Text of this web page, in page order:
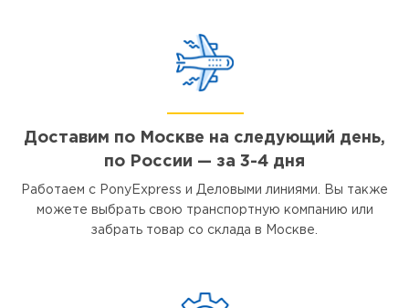
Доставим по Москве на следующий день,
по России — за 3-4 дня
Работаем с PonyExpress и Деловыми линиями. Вы также
можете выбрать свою транспортную компанию или
забрать товар со склада в Москве.